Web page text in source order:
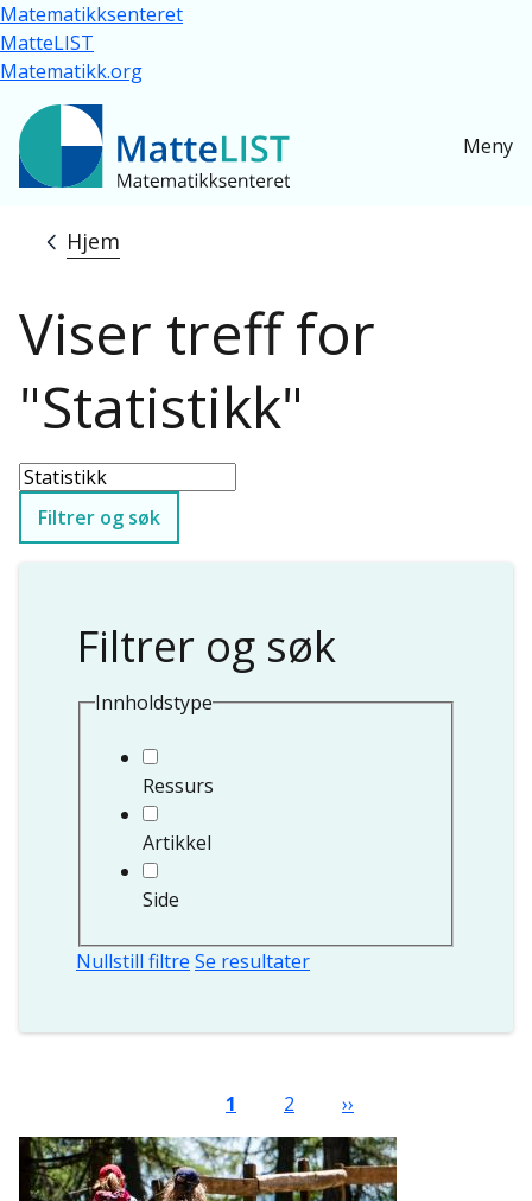
Hopp til hovedinnhold
Matematikksenteret
MatteLIST
Matematikk.org
Meny
Navigasjonssti
Hjem
Viser treff for
"Statistikk"
Filtrer og søk
Filtrer og søk
Innholdstype
Ressurs
Artikkel
Side
Nullstill filtre Se resultater
Nåværende side
1 Side
2 Neste side
››